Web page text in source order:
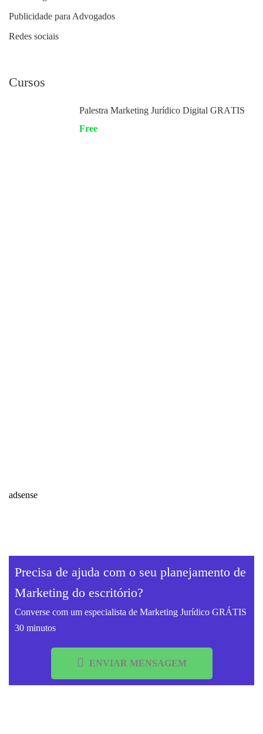
Publicidade para Advogados
Redes sociais
Cursos
Palestra Marketing Jurídico Digital GRÁTIS
Free
adsense
Precisa de ajuda com o seu planejamento de
Marketing do escritório?
Converse com um especialista de Marketing Jurídico GRÁTIS
30 minutos
ENVIAR MENSAGEM